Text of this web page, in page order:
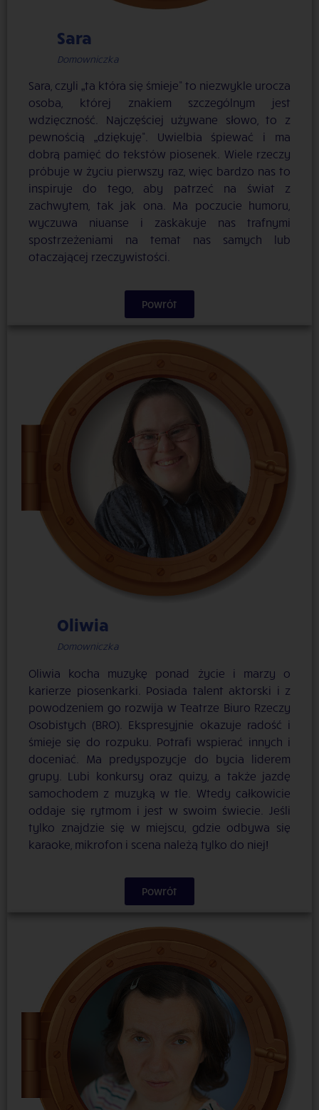
Sara
Domowniczka
Sara, czyli „ta która się śmieje” to niezwykle urocza
osoba, której znakiem szczególnym jest
wdzięczność. Najczęściej używane słowo, to z
pewnością „dziękuję”. Uwielbia śpiewać i ma
dobrą pamięć do tekstów piosenek. Wiele rzeczy
próbuje w życiu pierwszy raz, więc bardzo nas to
inspiruje do tego, aby patrzeć na świat z
zachwytem, tak jak ona. Ma poczucie humoru,
wyczuwa niuanse i zaskakuje nas trafnymi
spostrzeżeniami na temat nas samych lub
otaczającej rzeczywistości.
Powrót
Oliwia
Domowniczka
Oliwia kocha muzykę ponad życie i marzy o
karierze piosenkarki. Posiada talent aktorski i z
powodzeniem go rozwija w Teatrze Biuro Rzeczy
Osobistych (BRO). Ekspresyjnie okazuje radość i
śmieje się do rozpuku. Potrafi wspierać innych i
doceniać. Ma predyspozycje do bycia liderem
grupy. Lubi konkursy oraz quizy, a także jazdę
samochodem z muzyką w tle. Wtedy całkowicie
oddaje się rytmom i jest w swoim świecie. Jeśli
tylko znajdzie się w miejscu, gdzie odbywa się
karaoke, mikrofon i scena należą tylko do niej!
Powrót